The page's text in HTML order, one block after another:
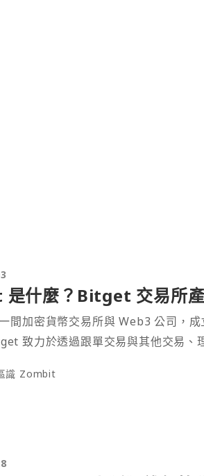
什麼？Bitget 交易所產
間加密貨幣交易所與 Web3 公司，
致力於透過跟單交易與其他交易、
識 Zombit